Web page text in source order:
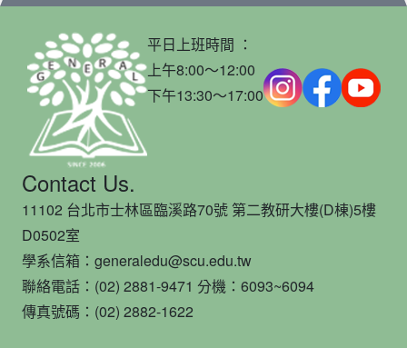
平日上班時間 ：
上午8:00～12:00
下午13:30～17:00
Contact Us.
11102 台北市士林區臨溪路70號 第二教研大樓(D棟)5樓
D0502室
學系信箱：generaledu@scu.edu.tw
聯絡電話：(02) 2881-9471 分機：6093~6094
傳真號碼：(02) 2882-1622